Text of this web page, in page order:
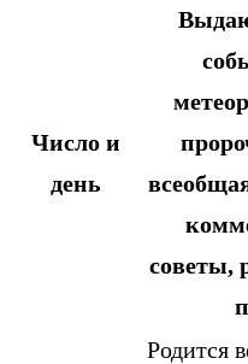
Число и
день
советы,
Родится